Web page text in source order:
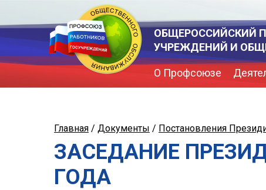
ОБЩЕРОССИЙСКИЙ
УЧРЕЖДЕНИЙ И
О Профсоюзе
Главная / Документы / Постановления
ЗАСЕДАНИЕ
ГОДА